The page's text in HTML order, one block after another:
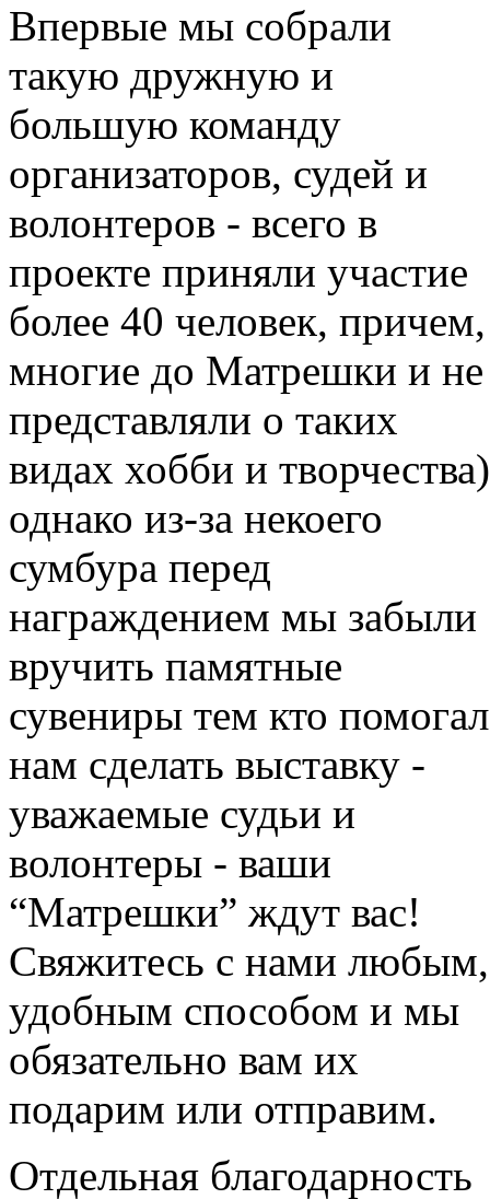
Впервые мы собрали
такую дружную и
большую команду
организаторов, судей и
волонтеров - всего в
проекте приняли участие
более 40 человек, причем,
многие до Матрешки и не
представляли о таких
видах хобби и творчества)
однако из-за некоего
сумбура перед
награждением мы забыли
вручить памятные
сувениры тем кто помогал
нам сделать выставку -
уважаемые судьи и
волонтеры - ваши
“Матрешки” ждут вас!
Свяжитесь с нами любым,
удобным способом и мы
обязательно вам их
подарим или отправим.
Отдельная благодарность